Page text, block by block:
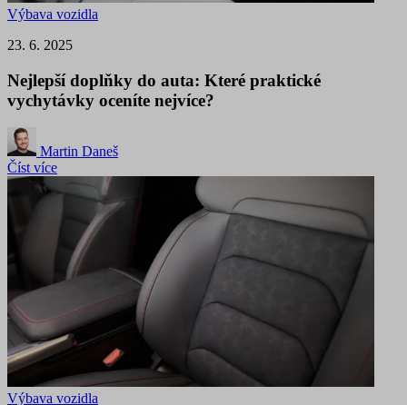
Výbava vozidla
23. 6. 2025
Nejlepší doplňky do auta: Které praktické
vychytávky oceníte nejvíce?
Martin Daneš
Číst více
Výbava vozidla